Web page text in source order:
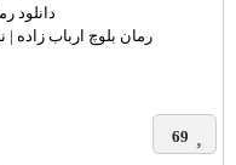
دانلود
رمان بلوچ ارباب زاده
69